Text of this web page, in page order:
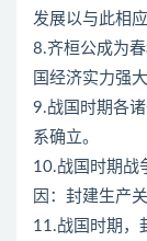
发展以与此相
8.齐桓公成为
国经济实力强大
9.战国时期各
系确立。
10.战国时期战
因：封建生产
11.战国时期，